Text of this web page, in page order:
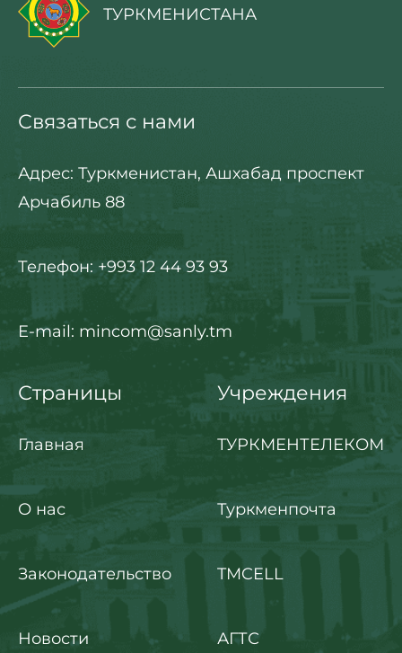
ТУРКМЕНИСТАНА
Связаться с нами
Адрес: Туркменистан, Ашхабад проспект
Арчабиль 88
Телефон: +993 12 44 93 93
E-mail: mincom@sanly.tm
Страницы
Главная
О нас
Законодательство
Новости
Учреждения
ТУРКМЕНТЕЛЕКОМ
Туркменпочта
TMCELL
АГТС